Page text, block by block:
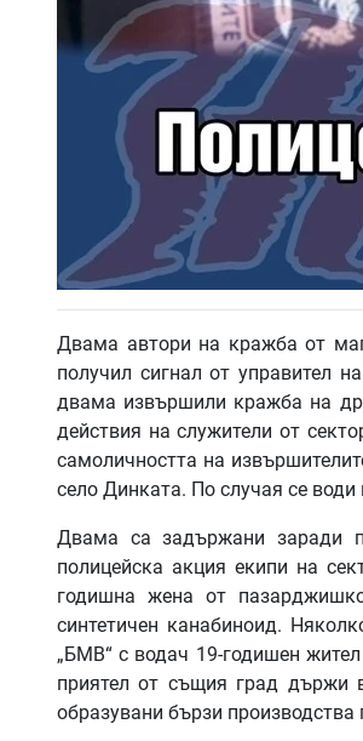
Двама автори на кражба от
получил сигнал от управител
двама извършили кражба на
действия на служители от
самоличността на
село Динката. По случая се
Двама са задържани заради
полицейска акция екипи на
годишна жена от
синтетичен канабиноид.
„БМВ“ с водач 19-годишен
приятел от същия град държи
образувани бързи